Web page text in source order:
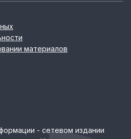
материалов
- сетевом издании